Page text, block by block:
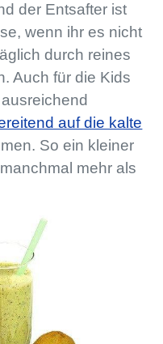
der Entsafter ist
wenn ihr es nicht
durch reines
Auch für die Kids
auf die kalte
So ein kleiner
mehr als